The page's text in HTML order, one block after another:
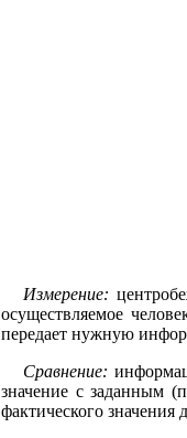
Измерение:
осуществляемое
передает нужную
Сравнение:
значение с заданным
фактического значения